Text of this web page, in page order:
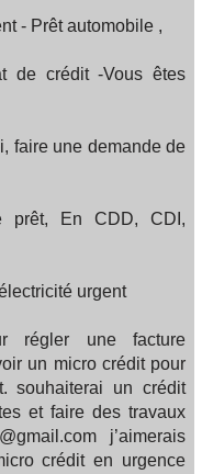
- Prêt automobile ,
de crédit -Vous êtes
faire une demande de
prêt, En CDD, CDI,
urgent
régler une facture
un micro crédit pour
souhaiterai un crédit
et faire des travaux
j’aimerais
crédit en urgence